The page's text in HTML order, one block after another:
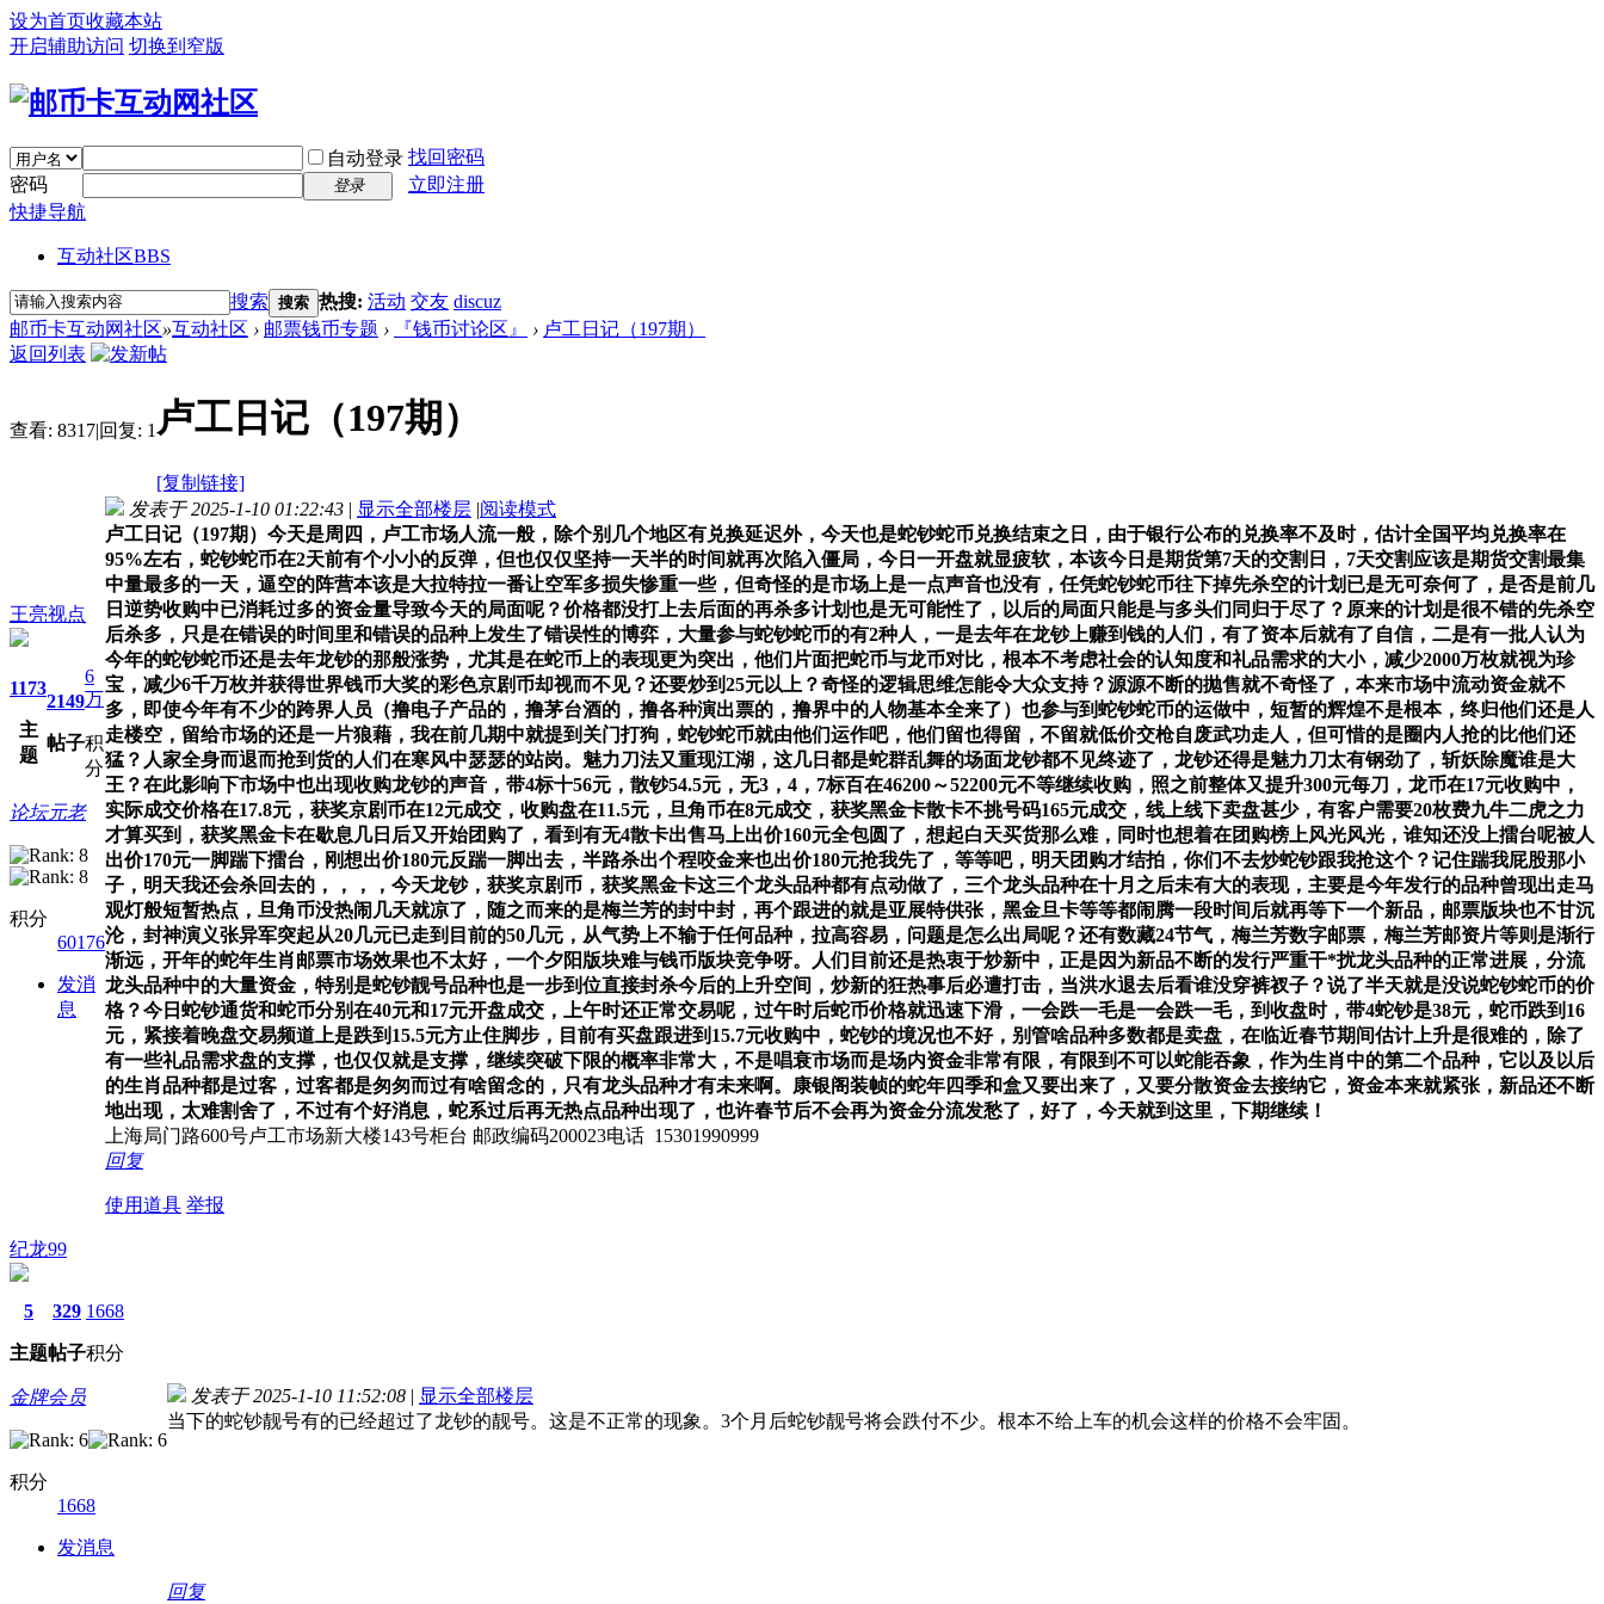
设为首页收藏本站
开启辅助访问 切换到窄版
自动登录 找回密码
密码
登录
立即注册
快捷导航
互动社区BBS
搜索 搜索 热搜: 活动 交友 discuz
邮币卡互动网社区»互动社区 › 邮票钱币专题 › 『钱币讨论区』 › 卢工日记（197期）
返回列表
查看: 8317|回复: 1 卢工日记（197期）
[复制链接]
王亮视点
1173
主
题
2149
帖子
6
万
积
分
论坛元老
积分
60176
发消
息
发表于 2025-1-10 01:22:43 | 显示全部楼层 |阅读模式
卢工日记（197期）今天是周四，卢工市场人流一般，除个别几个地区有兑换延迟外，今天也是蛇钞蛇币兑换结束之日，由于银行公布的兑换率不及时，估计全国平均兑换率在
95%左右，蛇钞蛇币在2天前有个小小的反弹，但也仅仅坚持一天半的时间就再次陷入僵局，今日一开盘就显疲软，本该今日是期货第7天的交割日，7天交割应该是期货交割最集
中量最多的一天，逼空的阵营本该是大拉特拉一番让空军多损失惨重一些，但奇怪的是市场上是一点声音也没有，任凭蛇钞蛇币往下掉先杀空的计划已是无可奈何了，是否是前几
日逆势收购中已消耗过多的资金量导致今天的局面呢？价格都没打上去后面的再杀多计划也是无可能性了，以后的局面只能是与多头们同归于尽了？原来的计划是很不错的先杀空
后杀多，只是在错误的时间里和错误的品种上发生了错误性的博弈，大量参与蛇钞蛇币的有2种人，一是去年在龙钞上赚到钱的人们，有了资本后就有了自信，二是有一批人认为
今年的蛇钞蛇币还是去年龙钞的那般涨势，尤其是在蛇币上的表现更为突出，他们片面把蛇币与龙币对比，根本不考虑社会的认知度和礼品需求的大小，减少2000万枚就视为珍
宝，减少6千万枚并获得世界钱币大奖的彩色京剧币却视而不见？还要炒到25元以上？奇怪的逻辑思维怎能令大众支持？源源不断的抛售就不奇怪了，本来市场中流动资金就不
多，即使今年有不少的跨界人员（撸电子产品的，撸茅台酒的，撸各种演出票的，撸界中的人物基本全来了）也参与到蛇钞蛇币的运做中，短暂的辉煌不是根本，终归他们还是人
走楼空，留给市场的还是一片狼藉，我在前几期中就提到关门打狗，蛇钞蛇币就由他们运作吧，他们留也得留，不留就低价交枪自废武功走人，但可惜的是圈内人抢的比他们还
猛？人家全身而退而抢到货的人们在寒风中瑟瑟的站岗。魅力刀法又重现江湖，这几日都是蛇群乱舞的场面龙钞都不见终迹了，龙钞还得是魅力刀太有钢劲了，斩妖除魔谁是大
王？在此影响下市场中也出现收购龙钞的声音，带4标十56元，散钞54.5元，无3，4，7标百在46200～52200元不等继续收购，照之前整体又提升300元每刀，龙币在17元收购中，
实际成交价格在17.8元，获奖京剧币在12元成交，收购盘在11.5元，旦角币在8元成交，获奖黑金卡散卡不挑号码165元成交，线上线下卖盘甚少，有客户需要20枚费九牛二虎之力
才算买到，获奖黑金卡在歇息几日后又开始团购了，看到有无4散卡出售马上出价160元全包圆了，想起白天买货那么难，同时也想着在团购榜上风光风光，谁知还没上擂台呢被人
出价170元一脚踹下擂台，刚想出价180元反踹一脚出去，半路杀出个程咬金来也出价180元抢我先了，等等吧，明天团购才结拍，你们不去炒蛇钞跟我抢这个？记住踹我屁股那小
子，明天我还会杀回去的，，，，今天龙钞，获奖京剧币，获奖黑金卡这三个龙头品种都有点动做了，三个龙头品种在十月之后未有大的表现，主要是今年发行的品种曾现出走马
观灯般短暂热点，旦角币没热闹几天就凉了，随之而来的是梅兰芳的封中封，再个跟进的就是亚展特供张，黑金旦卡等等都闹腾一段时间后就再等下一个新品，邮票版块也不甘沉
沦，封神演义张异军突起从20几元已走到目前的50几元，从气势上不输于任何品种，拉高容易，问题是怎么出局呢？还有数藏24节气，梅兰芳数字邮票，梅兰芳邮资片等则是渐行
渐远，开年的蛇年生肖邮票市场效果也不太好，一个夕阳版块难与钱币版块竞争呀。人们目前还是热衷于炒新中，正是因为新品不断的发行严重干*扰龙头品种的正常进展，分流
龙头品种中的大量资金，特别是蛇钞靓号品种也是一步到位直接封杀今后的上升空间，炒新的狂热事后必遭打击，当洪水退去后看谁没穿裤衩子？说了半天就是没说蛇钞蛇币的价
格？今日蛇钞通货和蛇币分别在40元和17元开盘成交，上午时还正常交易呢，过午时后蛇币价格就迅速下滑，一会跌一毛是一会跌一毛，到收盘时，带4蛇钞是38元，蛇币跌到16
元，紧接着晚盘交易频道上是跌到15.5元方止住脚步，目前有买盘跟进到15.7元收购中，蛇钞的境况也不好，别管啥品种多数都是卖盘，在临近春节期间估计上升是很难的，除了
有一些礼品需求盘的支撑，也仅仅就是支撑，继续突破下限的概率非常大，不是唱衰市场而是场内资金非常有限，有限到不可以蛇能吞象，作为生肖中的第二个品种，它以及以后
的生肖品种都是过客，过客都是匆匆而过有啥留念的，只有龙头品种才有未来啊。康银阁装帧的蛇年四季和盒又要出来了，又要分散资金去接纳它，资金本来就紧张，新品还不断
地出现，太难割舍了，不过有个好消息，蛇系过后再无热点品种出现了，也许春节后不会再为资金分流发愁了，好了，今天就到这里，下期继续！
上海局门路600号卢工市场新大楼143号柜台 邮政编码200023电话 15301990999
回复
使用道具 举报
纪龙99
5
主题
329
帖子
1668
积分
金牌会员
积分
1668
发消息
发表于 2025-1-10 11:52:08 | 显示全部楼层
当下的蛇钞靓号有的已经超过了龙钞的靓号。这是不正常的现象。3个月后蛇钞靓号将会跌付不少。根本不给上车的机会这样的价格不会牢固。
回复